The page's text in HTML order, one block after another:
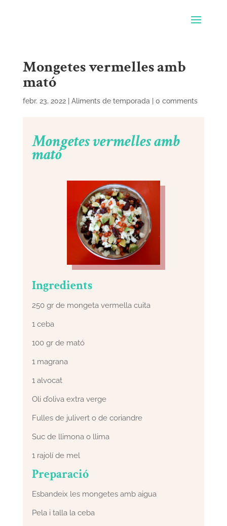
Mongetes vermelles amb
mató
febr. 23, 2022| Aliments de temporada 0 comments
Mongetes vermelles amb
mató
Ingredients
250 gr de mongeta vermella cuita
1 ceba
100 gr de mató
1 magrana
1 alvocat
Oli d’oliva extra verge
Fulles de julivert o de coriandre
Suc de llimona o llima
1 rajolí de mel
Preparació
Esbandeix les mongetes amb aigua
Pela i talla la ceba